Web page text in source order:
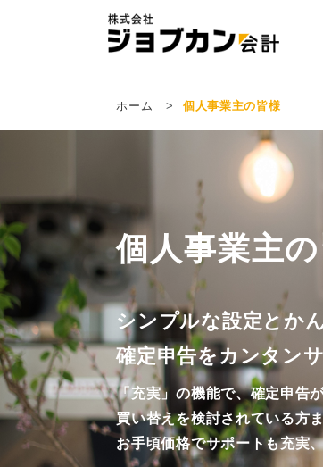
ホーム 個人事業主の皆様
個人事業主
シンプルな設定とか
確定申告をカンタン
「充実」の機能で、確定申告
買い替えを検討されている方
お手頃価格でサポートも充実